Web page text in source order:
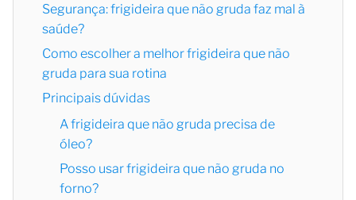
Segurança: frigideira que não gruda faz mal à
saúde?
Como escolher a melhor frigideira que não
gruda para sua rotina
Principais dúvidas
A frigideira que não gruda precisa de
óleo?
Posso usar frigideira que não gruda no
forno?